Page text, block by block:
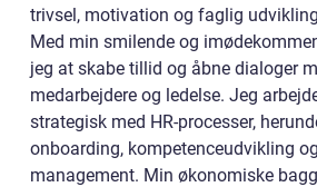
trivsel, motivation og faglig
Med min smilende og
jeg at skabe tillid og åbne dialoger
medarbejdere og ledelse. Jeg
strategisk med HR-processer,
onboarding, kompetenceudvikling
management. Min økonomiske